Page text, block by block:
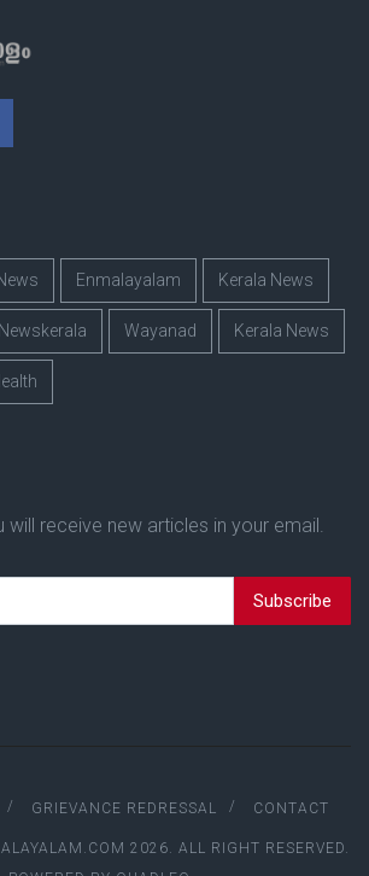
Enmalayalam Kerala News
Newskerala Wayanad Kerala News
will receive new articles in your email.
Subscribe
GRIEVANCE REDRESSAL CONTACT
2026. ALL RIGHT RESERVED.